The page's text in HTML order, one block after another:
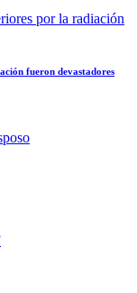
fueron devastadores